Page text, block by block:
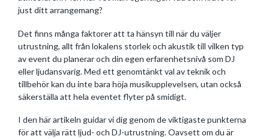
just ditt arrangemang?
Det finns många faktorer att ta hänsyn till när du väljer
utrustning, allt från lokalens storlek och akustik till vilken typ
av event du planerar och din egen erfarenhetsnivå som DJ
eller ljudansvarig. Med ett genomtänkt val av teknik och
tillbehör kan du inte bara höja musikupplevelsen, utan också
säkerställa att hela eventet flyter på smidigt.
I den här artikeln guidar vi dig genom de viktigaste punkterna
för att välja rätt ljud- och DJ-utrustning. Oavsett om du är